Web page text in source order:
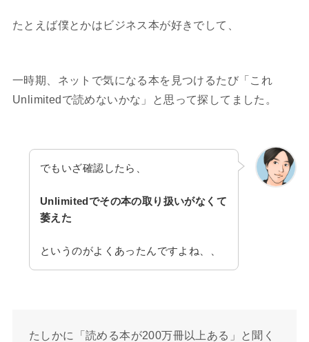
たとえば僕とかはビジネス本が好きでして、
一時期、ネットで気になる本を見つけるたび「これ
Unlimitedで読めないかな」と思って探してました。
でもいざ確認したら、
Unlimitedでその本の取り扱いがなくて
萎えた
というのがよくあったんですよね、、
たしかに「読める本が200万冊以上ある」と聞く